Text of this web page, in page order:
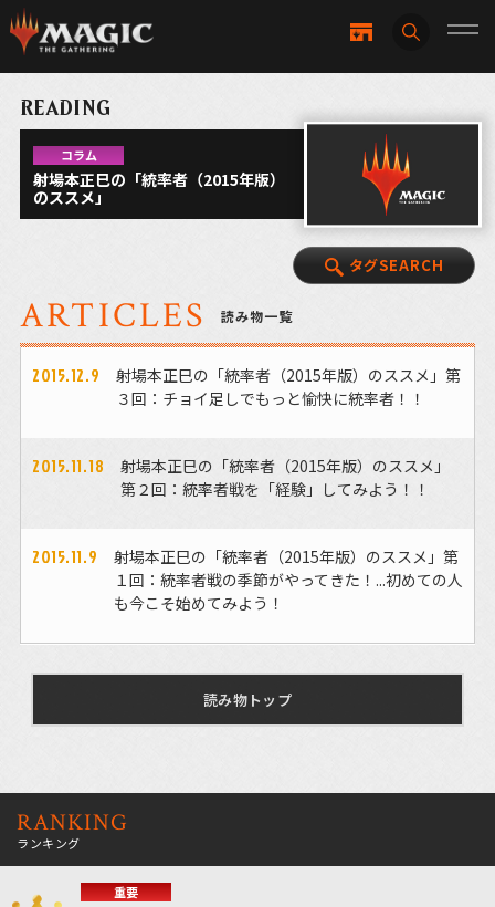
READING
コラム
射場本正巳の「統率者（2015年版）
のススメ」
タグSEARCH
ARTICLES 読み物一覧
2015.12.9
射場本正巳の「統率者（2015年版）のススメ」第
３回：チョイ足しでもっと愉快に統率者！！
2015.11.18
射場本正巳の「統率者（2015年版）のススメ」
第２回：統率者戦を「経験」してみよう！！
2015.11.9
射場本正巳の「統率者（2015年版）のススメ」第
１回：統率者戦の季節がやってきた！...初めての人
も今こそ始めてみよう！
読み物トップ
RANKING
ランキング
重要